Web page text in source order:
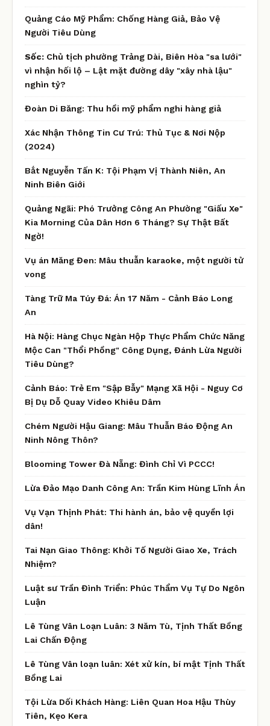
Quảng Cáo Mỹ Phẩm: Chống Hàng Giả, Bảo Vệ
Người Tiêu Dùng
Sốc: Chủ tịch phường Trảng Dài, Biên Hòa "sa lưới"
vì nhận hối lộ – Lật mặt đường dây "xây nhà lậu"
nghìn tỷ?
Đoàn Di Băng: Thu hồi mỹ phẩm nghi hàng giả
Xác Nhận Thông Tin Cư Trú: Thủ Tục & Nơi Nộp
(2024)
Bắt Nguyễn Tấn K: Tội Phạm Vị Thành Niên, An
Ninh Biên Giới
Quảng Ngãi: Phó Trưởng Công An Phường "Giấu Xe"
Kia Morning Của Dân Hơn 6 Tháng? Sự Thật Bất
Ngờ!
Vụ án Măng Đen: Mâu thuẫn karaoke, một người tử
vong
Tàng Trữ Ma Túy Đá: Án 17 Năm - Cảnh Báo Long
An
Hà Nội: Hàng Chục Ngàn Hộp Thực Phẩm Chức Năng
Mộc Can "Thổi Phồng" Công Dụng, Đánh Lừa Người
Tiêu Dùng?
Cảnh Báo: Trẻ Em "Sập Bẫy" Mạng Xã Hội - Nguy Cơ
Bị Dụ Dỗ Quay Video Khiêu Dâm
Chém Người Hậu Giang: Mâu Thuẫn Báo Động An
Ninh Nông Thôn?
Blooming Tower Đà Nẵng: Đình Chỉ Vì PCCC!
Lừa Đảo Mạo Danh Công An: Trần Kim Hùng Lĩnh Án
Vụ Vạn Thịnh Phát: Thi hành án, bảo vệ quyền lợi
dân!
Tai Nạn Giao Thông: Khởi Tố Người Giao Xe, Trách
Nhiệm?
Luật sư Trần Đình Triển: Phúc Thẩm Vụ Tự Do Ngôn
Luận
Lê Tùng Vân Loạn Luân: 3 Năm Tù, Tịnh Thất Bồng
Lai Chấn Động
Lê Tùng Vân loạn luân: Xét xử kín, bí mật Tịnh Thất
Bồng Lai
Tội Lừa Dối Khách Hàng: Liên Quan Hoa Hậu Thùy
Tiên, Kẹo Kera